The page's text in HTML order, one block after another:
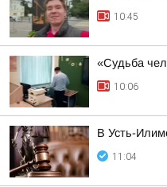
10:45
«Судьба
10:06
В Усть-
11:04